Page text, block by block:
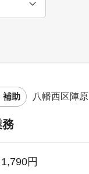
補助 八幡西区陣原
務
1,790円